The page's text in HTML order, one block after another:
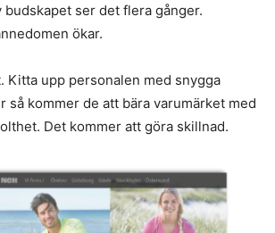
budskapet ser det flera gånger.
ökar.
Kitta upp personalen med snygga
så kommer de att bära varumärket med
Det kommer att göra skillnad.